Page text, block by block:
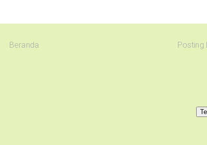
Beranda Posting